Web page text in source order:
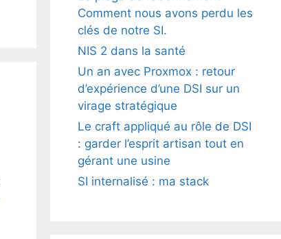
Comment nous avons perdu les
clés de notre SI.
NIS 2 dans la santé
Un an avec Proxmox : retour
d’expérience d’une DSI sur un
virage stratégique
Le craft appliqué au rôle de DSI
: garder l’esprit artisan tout en
gérant une usine
SI internalisé : ma stack